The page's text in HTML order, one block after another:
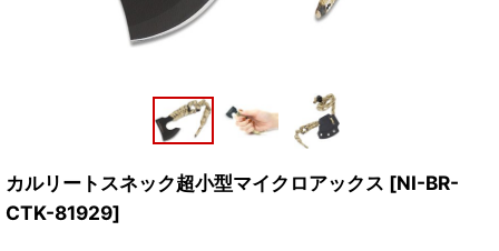
カルリートスネック超小型マイクロアックス [NI-BR-
CTK-81929]